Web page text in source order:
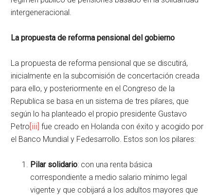
intergeneracional.
La propuesta de reforma pensional del gobierno
La propuesta de reforma pensional que se discutirá,
inicialmente en la subcomisión de concertación creada
para ello, y posteriormente en el Congreso de la
Republica se basa en un sistema de tres pilares, que
según lo ha planteado el propio presidente Gustavo
Petro[iii] fue creado en Holanda con éxito y acogido por
el Banco Mundial y Fedesarrollo. Estos son los pilares:
Pilar solidario: con una renta básica
correspondiente a medio salario mínimo legal
vigente y que cobijará a los adultos mayores que